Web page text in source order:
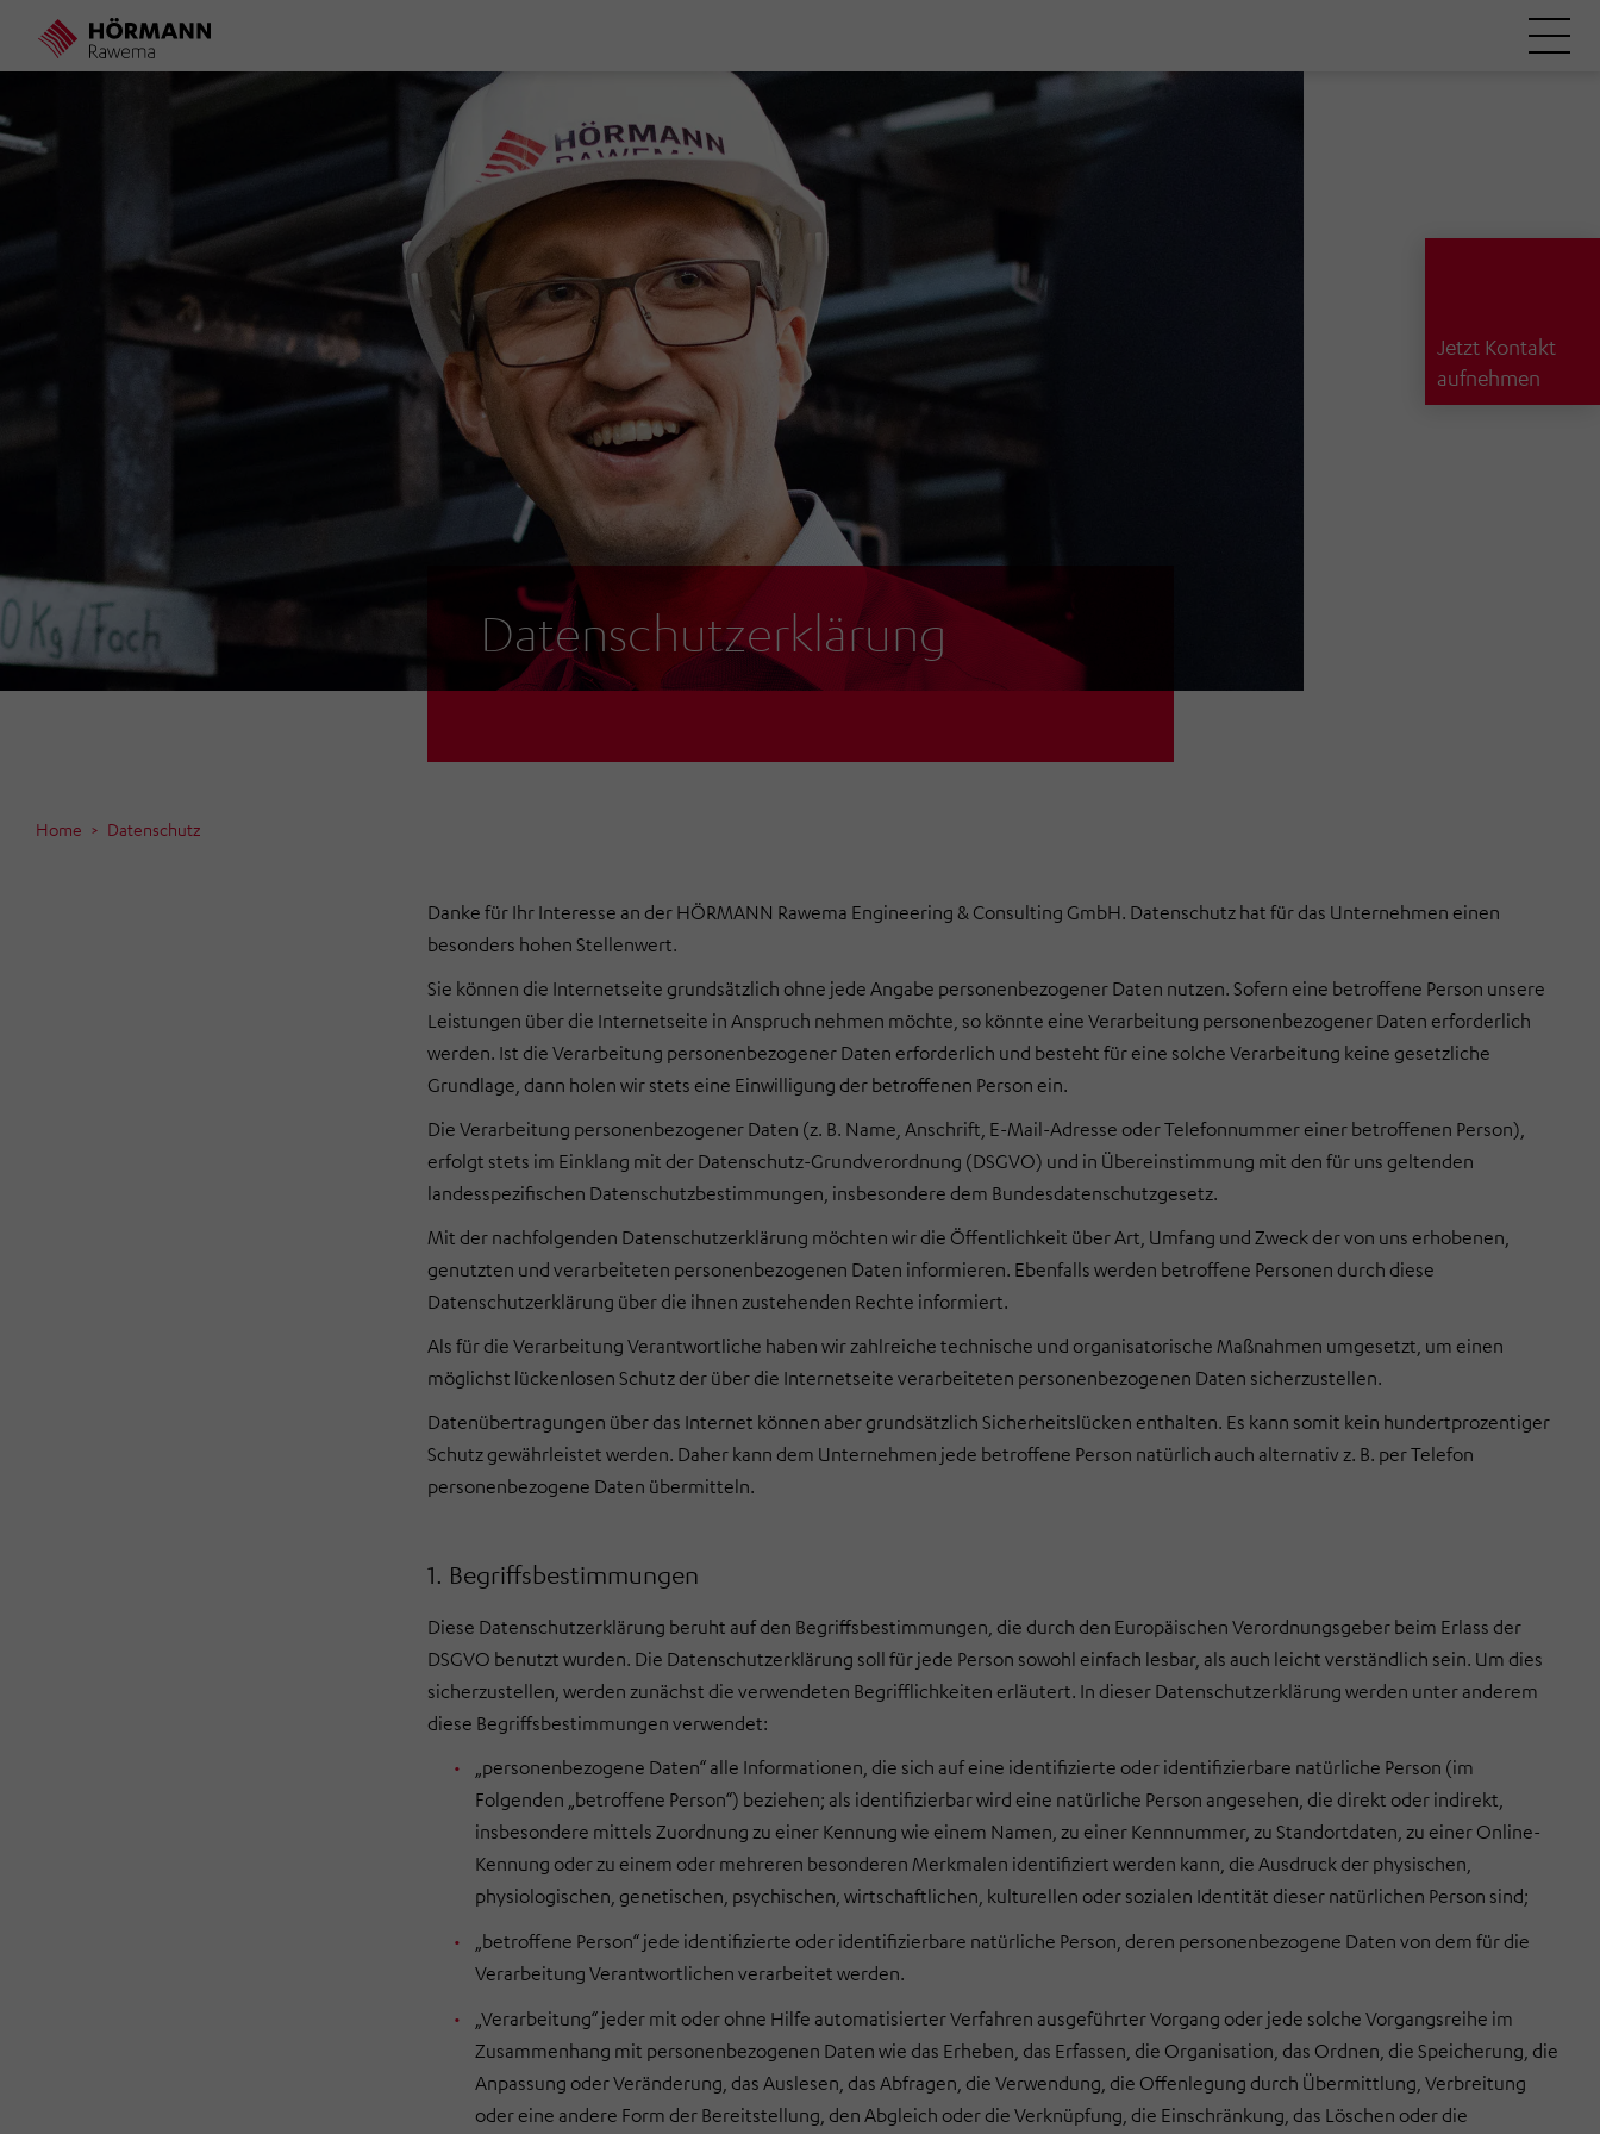
Jetzt Kontakt
aufnehmen
Datenschutzerklärung
Home Datenschutz
Danke für Ihr Interesse an der HÖRMANN Rawema Engineering & Consulting GmbH. Datenschutz hat für das Unternehmen einen
besonders hohen Stellenwert.
Sie können die Internetseite grundsätzlich ohne jede Angabe personenbezogener Daten nutzen. Sofern eine betroffene Person unsere
Leistungen über die Internetseite in Anspruch nehmen möchte, so könnte eine Verarbeitung personenbezogener Daten erforderlich
werden. Ist die Verarbeitung personenbezogener Daten erforderlich und besteht für eine solche Verarbeitung keine gesetzliche
Grundlage, dann holen wir stets eine Einwilligung der betroffenen Person ein.
Die Verarbeitung personenbezogener Daten (z. B. Name, Anschrift, E-Mail-Adresse oder Telefonnummer einer betroffenen Person),
erfolgt stets im Einklang mit der Datenschutz-Grundverordnung (DSGVO) und in Übereinstimmung mit den für uns geltenden
landesspezifischen Datenschutzbestimmungen, insbesondere dem Bundesdatenschutzgesetz.
Mit der nachfolgenden Datenschutzerklärung möchten wir die Öffentlichkeit über Art, Umfang und Zweck der von uns erhobenen,
genutzten und verarbeiteten personenbezogenen Daten informieren. Ebenfalls werden betroffene Personen durch diese
Datenschutzerklärung über die ihnen zustehenden Rechte informiert.
Als für die Verarbeitung Verantwortliche haben wir zahlreiche technische und organisatorische Maßnahmen umgesetzt, um einen
möglichst lückenlosen Schutz der über die Internetseite verarbeiteten personenbezogenen Daten sicherzustellen.
Datenübertragungen über das Internet können aber grundsätzlich Sicherheitslücken enthalten. Es kann somit kein hundertprozentiger
Schutz gewährleistet werden. Daher kann dem Unternehmen jede betroffene Person natürlich auch alternativ z. B. per Telefon
personenbezogene Daten übermitteln.
1. Begriffsbestimmungen
Diese Datenschutzerklärung beruht auf den Begriffsbestimmungen, die durch den Europäischen Verordnungsgeber beim Erlass der
DSGVO benutzt wurden. Die Datenschutzerklärung soll für jede Person sowohl einfach lesbar, als auch leicht verständlich sein. Um dies
sicherzustellen, werden zunächst die verwendeten Begrifflichkeiten erläutert. In dieser Datenschutzerklärung werden unter anderem
diese Begriffsbestimmungen verwendet:
„personenbezogene Daten“ alle Informationen, die sich auf eine identifizierte oder identifizierbare natürliche Person (im
Folgenden „betroffene Person“) beziehen; als identifizierbar wird eine natürliche Person angesehen, die direkt oder indirekt,
insbesondere mittels Zuordnung zu einer Kennung wie einem Namen, zu einer Kennnummer, zu Standortdaten, zu einer Online-
Kennung oder zu einem oder mehreren besonderen Merkmalen identifiziert werden kann, die Ausdruck der physischen,
physiologischen, genetischen, psychischen, wirtschaftlichen, kulturellen oder sozialen Identität dieser natürlichen Person sind;
„betroffene Person“ jede identifizierte oder identifizierbare natürliche Person, deren personenbezogene Daten von dem für die
Verarbeitung Verantwortlichen verarbeitet werden.
„Verarbeitung“ jeder mit oder ohne Hilfe automatisierter Verfahren ausgeführter Vorgang oder jede solche Vorgangsreihe im
Zusammenhang mit personenbezogenen Daten wie das Erheben, das Erfassen, die Organisation, das Ordnen, die Speicherung, die
Anpassung oder Veränderung, das Auslesen, das Abfragen, die Verwendung, die Offenlegung durch Übermittlung, Verbreitung
oder eine andere Form der Bereitstellung, den Abgleich oder die Verknüpfung, die Einschränkung, das Löschen oder die